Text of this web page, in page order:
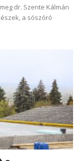
dr. Szente Kálmán
a sószóró